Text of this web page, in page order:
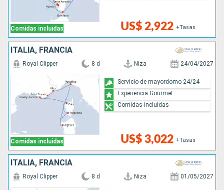
Comidas incluidas US$ 2,922 +Tasas
ITALIA, FRANCIA
Comidas incluidas
Royal Clipper 8 d Niza 24/04/2027
US$ 3,022 +Tasas
Servicio de mayordomo 24/24
Experiencia Gourmet
Comidas incluidas
ITALIA, FRANCIA
Royal Clipper 8 d Niza 01/05/2027